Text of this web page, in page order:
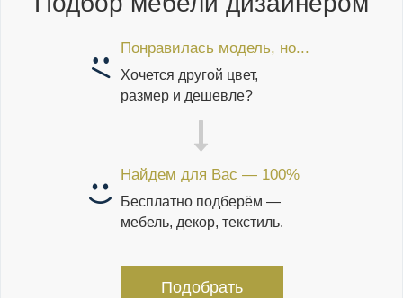
Понравилась модель, но...
Хочется другой цвет,
размер и дешевле?
Найдем для Вас — 100%
Бесплатно подберём —
мебель, декор, текстиль.
Подобрать